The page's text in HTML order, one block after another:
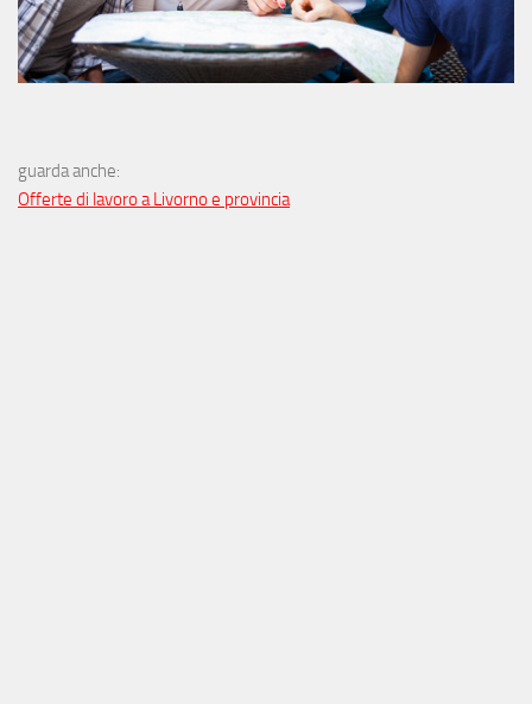
guarda anche:
Offerte di lavoro a Livorno e provincia